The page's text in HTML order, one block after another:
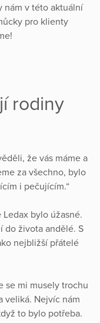
nám v této aktuální
pro klienty
rodiny
že vás máme a
za všechno, bylo
i pečujícím.“
bylo úžasné.
do života andělé. S
nejbližší přátelé
se mi musely trochu
veliká. Nejvíc nám
to bylo potřeba.